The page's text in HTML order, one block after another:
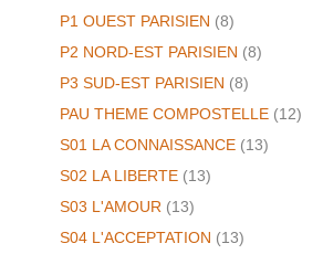
P1 OUEST PARISIEN (8)
P2 NORD-EST PARISIEN (8)
P3 SUD-EST PARISIEN (8)
PAU THEME COMPOSTELLE (12)
S01 LA CONNAISSANCE (13)
S02 LA LIBERTE (13)
S03 L'AMOUR (13)
S04 L'ACCEPTATION (13)